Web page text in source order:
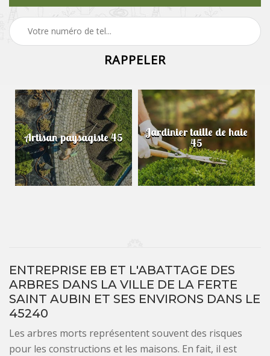
Artisan paysagiste 45 Jardinier taille de haie
45
ENTREPRISE EB ET L'ABATTAGE DES
ARBRES DANS LA VILLE DE LA FERTE
SAINT AUBIN ET SES ENVIRONS DANS LE
45240
Les arbres morts représentent souvent des risques
pour les constructions et les maisons. En fait, il est